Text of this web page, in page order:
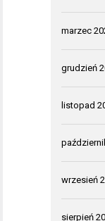
marzec
grudzień
listopad
wrzesień
sierpień